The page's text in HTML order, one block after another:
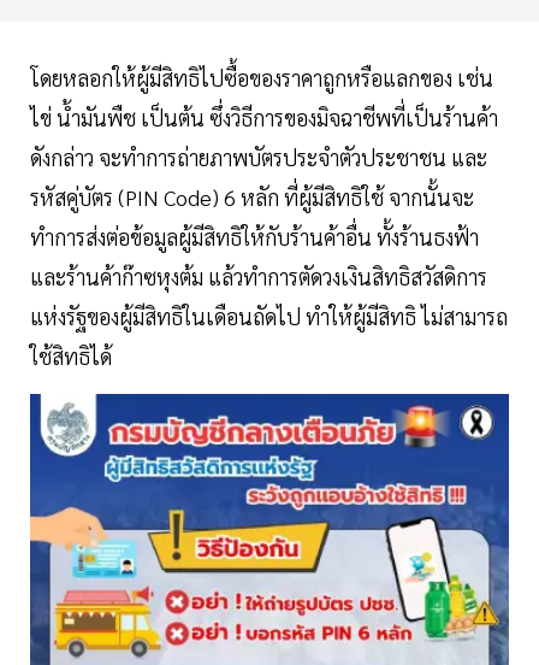
โดยหลอกให้ผู้มีสิทธิไปซื้อของราคาถูกหรือแลกของ เช่น
ไข่ น้ำมันพืช เป็นต้น ซึ่งวิธีการของมิจฉาชีพที่เป็นร้านค้า
ดังกล่าว จะทำการถ่ายภาพบัตรประจำตัวประชาชน และ
รหัสคู่บัตร (PIN Code) 6 หลัก ที่ผู้มีสิทธิใช้ จากนั้นจะ
ทำการส่งต่อข้อมูลผู้มีสิทธิให้กับร้านค้าอื่น ทั้งร้านธงฟ้า
และร้านค้าก๊าซหุงต้ม แล้วทำการตัดวงเงินสิทธิสวัสดิการ
แห่งรัฐของผู้มีสิทธิในเดือนถัดไป ทำให้ผู้มีสิทธิ ไม่สามารถ
ใช้สิทธิได้